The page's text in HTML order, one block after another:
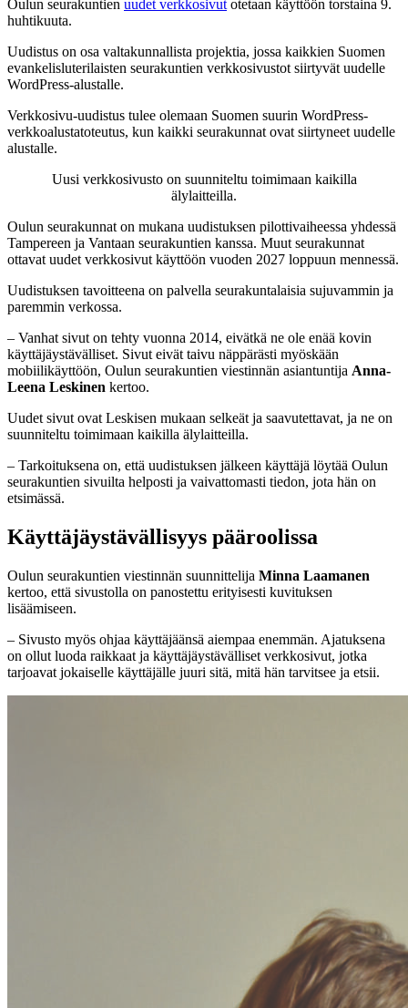
Oulun seurakuntien uudet verkkosivutotetaan käyttöön torstaina 9.
huhtikuuta.
Uudistus on osa valtakunnallista projektia, jossa kaikkien Suomen
evankelisluterilaisten seurakuntien verkkosivustot siirtyvät uudelle
WordPress-alustalle.
Verkkosivu-uudistus tulee olemaan Suomen suurin WordPress-
verkkoalustatoteutus, kun kaikki seurakunnat ovat siirtyneet uudelle
alustalle.
Uusi verkkosivusto on suunniteltu toimimaan kaikilla
älylaitteilla.
Oulun seurakunnat on mukana uudistuksen pilottivaiheessa yhdessä
Tampereen ja Vantaan seurakuntien kanssa. Muut seurakunnat
ottavat uudet verkkosivut käyttöön vuoden 2027 loppuun mennessä.
Uudistuksen tavoitteena on palvella seurakuntalaisia sujuvammin ja
paremmin verkossa.
– Vanhat sivut on tehty vuonna 2014, eivätkä ne ole enää kovin
käyttäjäystävälliset. Sivut eivät taivu näppärästi myöskään
mobiilikäyttöön, Oulun seurakuntien viestinnän asiantuntija Anna-
Leena Leskinen kertoo.
Uudet sivut ovat Leskisen mukaan selkeät ja saavutettavat, ja ne on
suunniteltu toimimaan kaikilla älylaitteilla.
– Tarkoituksena on, että uudistuksen jälkeen käyttäjä löytää Oulun
seurakuntien sivuilta helposti ja vaivattomasti tiedon, jota hän on
etsimässä.
Käyttäjäystävällisyys pääroolissa
Oulun seurakuntien viestinnän suunnittelija Minna Laamanen
kertoo, että sivustolla on panostettu erityisesti kuvituksen
lisäämiseen.
– Sivusto myös ohjaa käyttäjäänsä aiempaa enemmän. Ajatuksena
on ollut luoda raikkaat ja käyttäjäystävälliset verkkosivut, jotka
tarjoavat jokaiselle käyttäjälle juuri sitä, mitä hän tarvitsee ja etsii.